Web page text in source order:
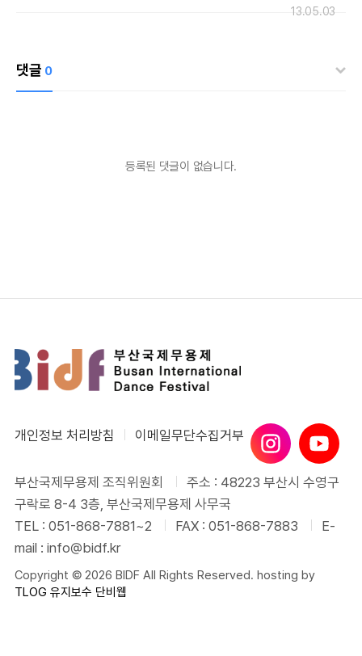
13.05.03
댓글 0
등록된 댓글이 없습니다.
개인정보 처리방침 이메일무단수집거부
부산국제무용제 조직위원회
주소 : 48223 부산시 수영구
구락로 8-4 3층, 부산국제무용제 사무국
TEL : 051-868-7881~2
FAX : 051-868-7883
E-
mail : info@bidf.kr
Copyright © 2026 BIDF All Rights Reserved. hosting by
TLOG 유지보수 단비웹